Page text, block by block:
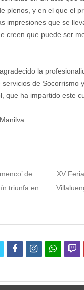
plenos, y en el que el
impresiones que se
creen que puede ser
la
de Socorrismo
que ha impartido este
de
triunfa en
Next
post:
XV
twitterfacebookinstagram